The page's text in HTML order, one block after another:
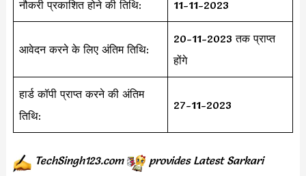
नौकरी प्रकाशित होने की तिथि: 11-11-2023
आवेदन करने के लिए अंतिम तिथि:
20-11-2023 तक प्राप्त
होंगे
हार्ड कॉपी प्राप्त करने की अंतिम
तिथि:
27-11-2023
TechSingh123.com provides Latest Sarkari